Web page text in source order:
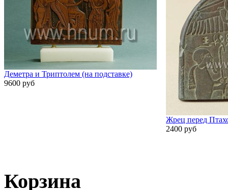
Деметра и Триптолем (на подставке)
9600 руб
Жрец перед
2400 руб
Корзина